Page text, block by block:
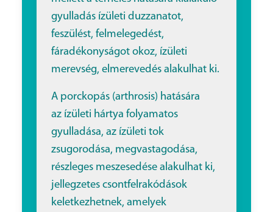
gyulladás ízületi duzzanatot,
feszülést, felmelegedést,
fáradékonyságot okoz, ízületi
merevség, elmerevedés alakulhat ki.
A porckopás (arthrosis) hatására
az ízületi hártya folyamatos
gyulladása, az ízületi tok
zsugorodása, megvastagodása,
részleges meszesedése alakulhat ki,
jellegzetes csontfelrakódások
keletkezhetnek, amelyek